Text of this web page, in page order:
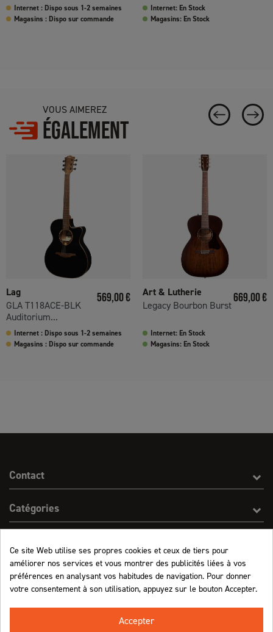
Internet : Dispo sous 1-2 semaines
Magasins : Dispo sur commande
Internet: En Stock
Magasins: En Stock
VOUS AIMEREZ
ÉGALEMENT
Lag
GLA T118ACE-BLK
Auditorium...
Prix
569,00 €
Internet : Dispo sous 1-2 semaines
Magasins : Dispo sur commande
Art & Lutherie
Legacy Bourbon Burst
Prix
669,00 €
Internet: En Stock
Magasins: En Stock
Contact
Catégories
Informations
Ce site Web utilise ses propres cookies et ceux de tiers pour
améliorer nos services et vous montrer des publicités liées à vos
préférences en analysant vos habitudes de navigation. Pour donner
votre consentement à son utilisation, appuyez sur le bouton Accepter.
Accepter